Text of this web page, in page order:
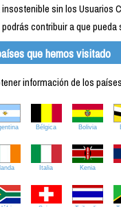
sin los Usuarios
contribuir a que
que hemos visitado
información de los
Bélgica Bolivia
Italia Kenia